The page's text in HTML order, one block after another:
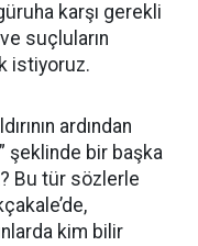
karşı gerekli
suçluların
istiyoruz.
ardından
şeklinde bir başka
Bu tür sözlerle
kim bilir